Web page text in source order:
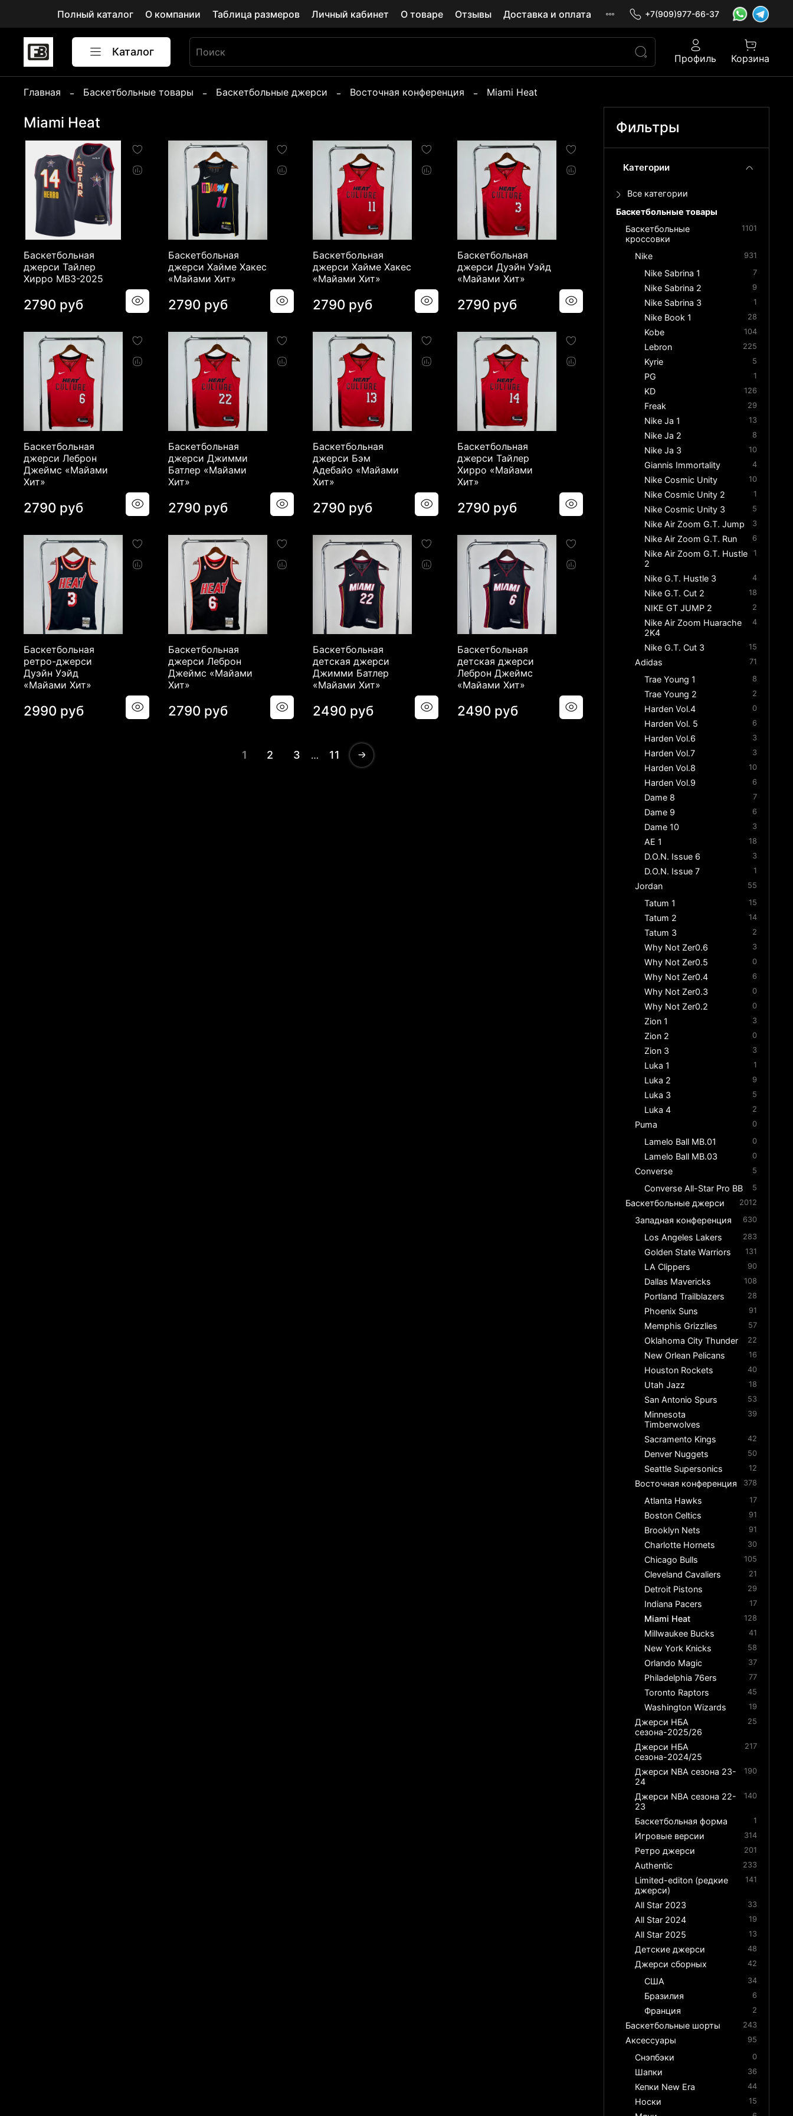
Полный каталог О компании Таблица размеров Личный кабинет О товаре Отзывы Доставка и оплата +7(909)977-66-37
Каталог
Профиль Корзина
Главная Баскетбольные товары Баскетбольные джерси Восточная конференция Miami Heat
Miami Heat
Баскетбольная
джерси Тайлер
Хирро МВЗ-2025
2790 руб
Баскетбольная
джерси Хайме Хакес
«Майами Хит»
2790 руб
Баскетбольная
джерси Хайме Хакес
«Майами Хит»
2790 руб
Баскетбольная
джерси Дуэйн Уэйд
«Майами Хит»
2790 руб
Баскетбольная
джерси Леброн
Джеймс «Майами
Хит»
2790 руб
Баскетбольная
джерси Джимми
Батлер «Майами
Хит»
2790 руб
Баскетбольная
джерси Бэм
Адебайо «Майами
Хит»
2790 руб
Баскетбольная
джерси Тайлер
Хирро «Майами
Хит»
2790 руб
Баскетбольная
ретро-джерси
Дуэйн Уэйд
«Майами Хит»
2990 руб
Баскетбольная
джерси Леброн
Джеймс «Майами
Хит»
2790 руб
Баскетбольная
детская джерси
Джимми Батлер
«Майами Хит»
2490 руб
Баскетбольная
детская джерси
Леброн Джеймс
«Майами Хит»
2490 руб
1 2 3 … 11
Фильтры
Категории
Все категории
Баскетбольные товары
Баскетбольные
кроссовки
1101
Nike 931
Nike Sabrina 1 7
Nike Sabrina 2 9
Nike Sabrina 3 1
Nike Book 1 28
Kobe 104
Lebron 225
Kyrie 5
PG 1
KD 126
Freak 29
Nike Ja 1 13
Nike Ja 2 8
Nike Ja 3 10
Giannis Immortality 4
Nike Cosmic Unity 10
Nike Cosmic Unity 2 1
Nike Cosmic Unity 3 5
Nike Air Zoom G.T. Jump 3
Nike Air Zoom G.T. Run 6
Nike Air Zoom G.T. Hustle
2
1
Nike G.T. Hustle 3 4
Nike G.T. Cut 2 18
NIKE GT JUMP 2 2
Nike Air Zoom Huarache
2K4
4
Nike G.T. Cut 3 15
Adidas 71
Trae Young 1 8
Trae Young 2 2
Harden Vol.4 0
Harden Vol. 5 6
Harden Vol.6 3
Harden Vol.7 3
Harden Vol.8 10
Harden Vol.9 6
Dame 8 7
Dame 9 6
Dame 10 3
AE 1 18
D.O.N. Issue 6 3
D.O.N. Issue 7 1
Jordan 55
Tatum 1 15
Tatum 2 14
Tatum 3 2
Why Not Zer0.6 3
Why Not Zer0.5 0
Why Not Zer0.4 6
Why Not Zer0.3 0
Why Not Zer0.2 0
Zion 1 3
Zion 2 0
Zion 3 3
Luka 1 1
Luka 2 9
Luka 3 5
Luka 4 2
Puma 0
Lamelo Ball MB.01 0
Lamelo Ball MB.03 0
Converse 5
Converse All-Star Pro BB 5
Баскетбольные джерси 2012
Западная конференция 630
Los Angeles Lakers 283
Golden State Warriors 131
LA Clippers 90
Dallas Mavericks 108
Portland Trailblazers 28
Phoenix Suns 91
Memphis Grizzlies 57
Oklahoma City Thunder 22
New Orlean Pelicans 16
Houston Rockets 40
Utah Jazz 18
San Antonio Spurs 53
Minnesota
Timberwolves
39
Sacramento Kings 42
Denver Nuggets 50
Seattle Supersonics 12
Восточная конференция 378
Atlanta Hawks 17
Boston Celtics 91
Brooklyn Nets 91
Charlotte Hornets 30
Chicago Bulls 105
Cleveland Cavaliers 21
Detroit Pistons 29
Indiana Pacers 17
Miami Heat 128
Millwaukee Bucks 41
New York Knicks 58
Orlando Magic 37
Philadelphia 76ers 77
Toronto Raptors 45
Washington Wizards 19
Джерси НБА
сезона-2025/26
25
Джерси НБА
сезона-2024/25
217
Джерси NBA сезона 23-
24
190
Джерси NBA сезона 22-
23
140
Баскетбольная форма 1
Игровые версии 314
Ретро джерси 201
Authentic 233
Limited-editon (редкие
джерси)
141
All Star 2023 33
All Star 2024 19
All Star 2025 13
Детские джерси 48
Джерси сборных 42
США 34
Бразилия 6
Франция 2
Баскетбольные шорты 243
Аксессуары 95
Снэпбэки 0
Шапки 36
Кепки New Era 44
Носки 15